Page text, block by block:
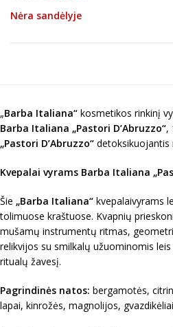
Nėra sandėlyje
„Barba Italiana“ kosmetikos rinkinį
Barba Italiana „Pastori D’Abruzzo“,
„Pastori D’Abruzzo“ detoksikuojantis
Kvepalai vyrams Barba Italiana
Šie „Barba Italiana“ kvepalaivyrams
tolimuose kraštuose. Kvapnių
mušamų instrumentų ritmas,
relikvijos su smilkalų užuominomis
ritualų žavesį.
Pagrindinės natos: bergamotės,
lapai, kinrožės, magnolijos,